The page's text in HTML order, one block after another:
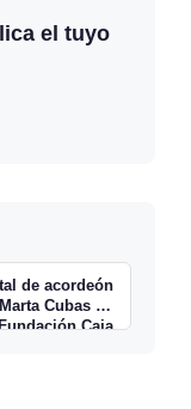
el tuyo
de acordeón
Cubas en
Caja